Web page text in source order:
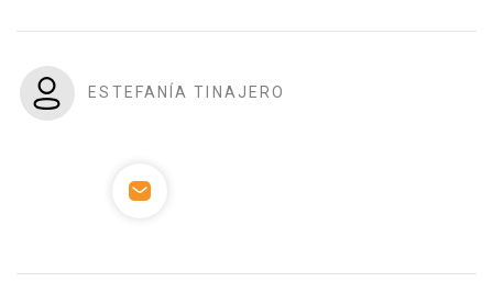
ESTEFANÍA TINAJERO